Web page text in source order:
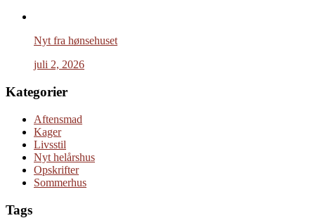
Nyt fra hønsehuset
juli 2, 2026
Kategorier
Aftensmad
Kager
Livsstil
Nyt helårshus
Opskrifter
Sommerhus
Tags